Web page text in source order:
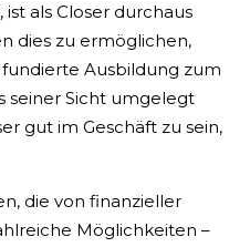
als Closer durchaus
dies zu ermöglichen,
Ausbildung zum
seiner Sicht umgelegt
gut im Geschäft zu sein,
die von finanzieller
Möglichkeiten –